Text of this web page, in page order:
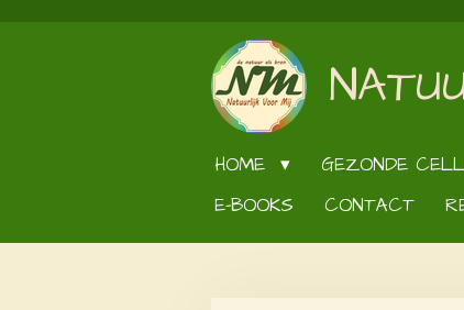
HOME GEZONDE
E-BOOKS
CONTACT